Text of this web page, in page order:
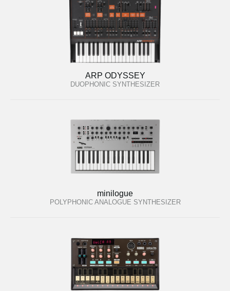
ARP ODYSSEY
DUOPHONIC SYNTHESIZER
minilogue
POLYPHONIC ANALOGUE SYNTHESIZER